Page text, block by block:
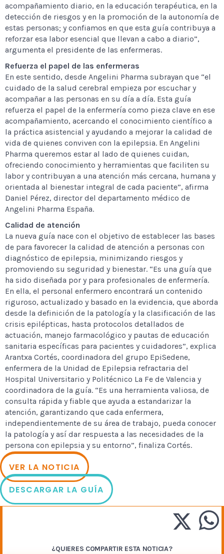
acompañamiento diario, en la educación terapéutica, en la
detección de riesgos y en la promoción de la autonomía de
estas personas; y confiamos en que esta guía contribuya a
reforzar esa labor esencial que llevan a cabo a diario”,
argumenta el presidente de las enfermeras.
Refuerza el papel de las enfermeras
En este sentido, desde Angelini Pharma subrayan que “el
cuidado de la salud cerebral empieza por escuchar y
acompañar a las personas en su día a día. Esta guía
refuerza el papel de la enfermería como pieza clave en ese
acompañamiento, acercando el conocimiento científico a
la práctica asistencial y ayudando a mejorar la calidad de
vida de quienes conviven con la epilepsia. En Angelini
Pharma queremos estar al lado de quienes cuidan,
ofreciendo conocimiento y herramientas que faciliten su
labor y contribuyan a una atención más cercana, humana y
orientada al bienestar integral de cada paciente”, afirma
Daniel Pérez, director del departamento médico de
Angelini Pharma España.
Calidad de atención
La nueva guía nace con el objetivo de establecer las bases
de para favorecer la calidad de atención a personas con
diagnóstico de epilepsia, minimizando riesgos y
promoviendo su seguridad y bienestar. “Es una guía que
ha sido diseñada por y para profesionales de enfermería.
En ella, el personal enfermero encontrará un contenido
riguroso, actualizado y basado en la evidencia, que aborda
desde la definición de la patología y la clasificación de las
crisis epilépticas, hasta protocolos detallados de
actuación, manejo farmacológico y pautas de educación
sanitaria específicas para pacientes y cuidadores”, explica
Arantxa Cortés, coordinadora del grupo EpiSedene,
enfermera de la Unidad de Epilepsia refractaria del
Hospital Universitario y Politécnico La Fe de Valencia y
coordinadora de la guía. “Es una herramienta valiosa, de
consulta rápida y fiable que ayuda a estandarizar la
atención, garantizando que cada enfermera,
independientemente de su área de trabajo, pueda conocer
la patología y así dar respuesta a las necesidades de la
persona con epilepsia y su entorno”, finaliza Cortés.
VER LA NOTICIA
DESCARGAR LA GUÍA
¿QUIERES COMPARTIR ESTA NOTICIA?